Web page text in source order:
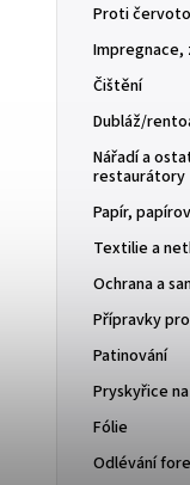
Proti
Impregnace,
Čištění
Dubláž/
Nářadí a
restaurátory
Papír,
Textilie a
Ochrana a
Přípravky
Patinování
Pryskyřice
Fólie
Odlévání
48975
Kremer Pigment,